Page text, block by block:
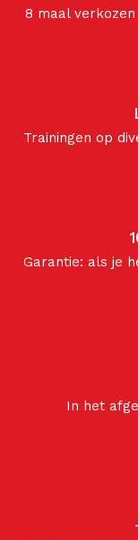
8 maal
Trainingen op
Garantie: als je
In het